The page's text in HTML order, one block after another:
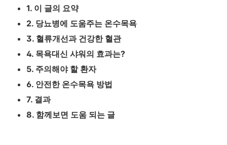
1. 이 글의 요약
2. 당뇨병에 도움주는 온수목욕
3. 혈류개선과 건강한 혈관
4. 목욕대신 샤워의 효과는?
5. 주의해야 할 환자
6. 안전한 온수목욕 방법
7. 결과
8. 함께보면 도움 되는 글